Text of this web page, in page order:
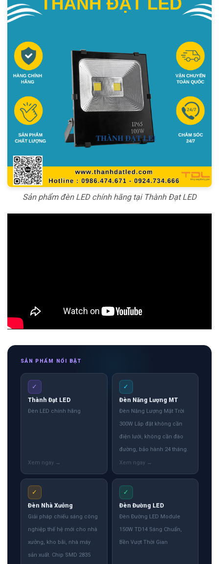
Sản phẩm đèn LED chính hãng tại Thành Đạt LED
SẢN PHẨM NỔI BẬT
✓
Thành Đạt LED
Đèn LED chính hãng
✓
Đèn Năng Lượng MT
Đèn Năng Lượng Mặt Trời
300W Lắp đặt không cần
điện lưới, không cần đào
đường, bảo hành 24 tháng.
✓
Đèn Nhà Xưởng
Giải pháp chiếu sáng công
nghiệp thế hệ mới cho nhà
xưởng, kho bãi, nhà máy
sản xuất. Chip SMD 2835
✓
Đèn Đường LED
Đèn Đường LED Module
150W TD14 Sáng Chuẩn,
Bền Vượt Thời Gian